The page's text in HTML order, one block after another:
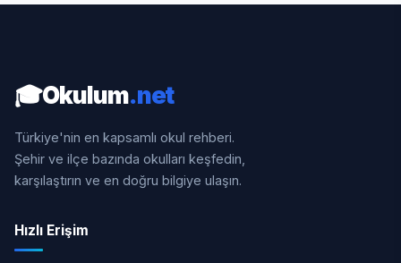
🎓Okulum.net
Türkiye'nin en kapsamlı okul rehberi.
Şehir ve ilçe bazında okulları keşfedin,
karşılaştırın ve en doğru bilgiye ulaşın.
Hızlı Erişim